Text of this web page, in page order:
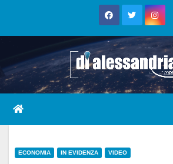
ECONOMIA IN EVIDENZA VIDEO